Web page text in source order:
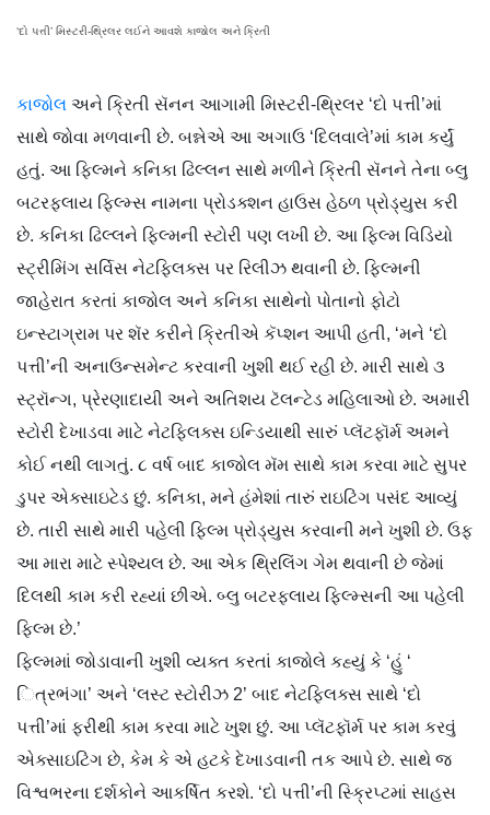
‘દો પત્તી’ મિસ્ટરી-થ્રિલર લઈને આવશે કાજોલ અને ક્રિતી
કાજોલ અને ક્રિતી સૅનન આગામી મિસ્ટરી-થ્રિલર ‘દો પત્તી’માં
સાથે જોવા મળવાની છે. બન્નેએ આ અગાઉ ‘દિલવાલે’માં કામ કર્યું
હતું. આ ફિલ્મને કનિકા ઢિલ્લન સાથે મળીને ક્રિતી સૅનને તેના બ્લુ
બટરફ્લાય ફિલ્મ્સ નામના પ્રોડક્શન હાઉસ હેઠળ ​પ્રોડ્યુસ કરી
છે. કનિકા ઢિલ્લને ફિલ્મની સ્ટોરી પણ લખી છે. આ ફિલ્મ વિડિયો
સ્ટ્રીમિંગ સર્વિસ નેટફ્લિક્સ પર રિલીઝ થવાની છે. ફિલ્મની
જાહેરાત કરતાં કાજોલ અને કનિકા સાથેનો પોતાનો ફોટો
ઇન્સ્ટાગ્રામ પર શૅર કરીને ક્રિતીએ કૅપ્શન આપી હતી, ‘મને ‘દો
પત્તી’ની અનાઉન્સમેન્ટ કરવાની ખુશી થઈ રહી છે. મારી સાથે ૩
સ્ટ્રૉન્ગ, પ્રેરણાદાયી અને અતિશય ટૅલન્ટેડ મહિલાઓ છે. અમારી
સ્ટોરી દેખાડવા માટે નેટ​ફ્લિક્સ ઇન્ડિયાથી સારું પ્લૅટફૉર્મ અમને
કોઈ નથી લાગતું. ૮ વર્ષ બાદ કાજોલ મૅમ સાથે કામ કરવા માટે સુપર
ડુપર એક્સાઇટેડ છું. કનિકા, મને હંમેશાં તારું રાઇટિંગ પસંદ આવ્યું
છે. તારી સાથે મારી પહેલી ફિલ્મ પ્રોડ્યુસ કરવાની મને ખુશી છે. ઉફ
આ મારા માટે સ્પેશ્યલ છે. આ એક થ્રિલિંગ ગેમ થવાની છે જેમાં
દિલથી કામ કરી રહ્યાં છીએ. બ્લુ બટરફ્લાય ફિલ્મ્સની આ પહેલી
ફિલ્મ છે.’
ફિલ્મમાં જોડાવાની ખુશી વ્યક્ત કરતાં કાજોલે કહ્યું કે ‘હું ‘​
િત્રભંગા’ અને ‘લસ્ટ સ્ટોરીઝ 2’ બાદ નેટ​ફ્લિક્સ સાથે ‘દો
પત્તી’માં ફરીથી કામ કરવા માટે ખુશ છું. આ પ્લૅટફૉર્મ પર કામ કરવું
એક્સાઇટિંગ છે, કેમ કે એ હટકે દેખાડવાની તક આપે છે. સાથે જ
વિશ્વભરના દર્શકોને આકર્ષિત કરશે. ‘દો પત્તી’ની સ્ક્રિપ્ટમાં સાહસ